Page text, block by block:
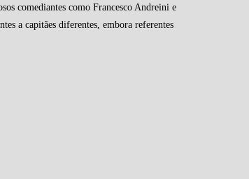
comediantes como Francesco Andreini e
a capitães diferentes, embora referentes